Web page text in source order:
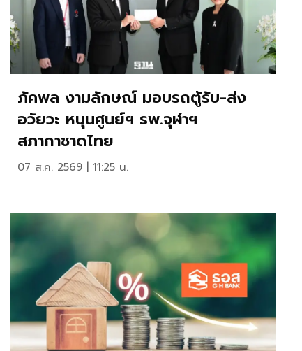
ภัคพล งามลักษณ์ มอบรถตู้รับ-ส่ง
อวัยวะ หนุนศูนย์ฯ รพ.จุฬาฯ
สภากาชาดไทย
07 ส.ค. 2569 | 11:25 น.